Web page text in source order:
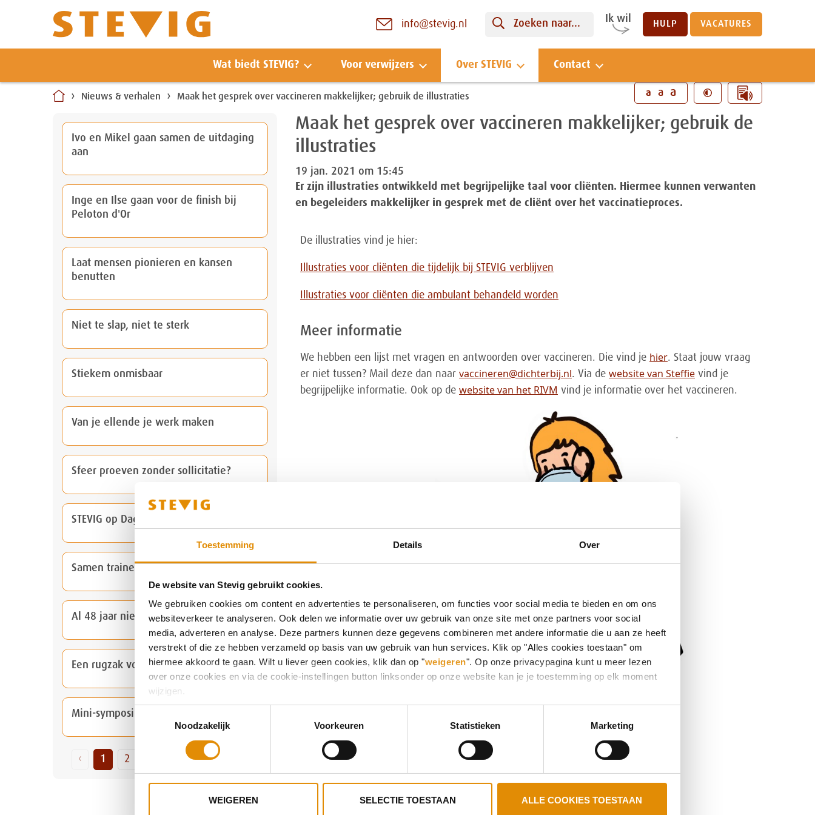
Toestemming Details Over
De website van Stevig gebruikt cookies.
We gebruiken cookies om content en advertenties te personaliseren, om functies voor social media te bieden en om ons
websiteverkeer te analyseren. Ook delen we informatie over uw gebruik van onze site met onze partners voor social
media, adverteren en analyse. Deze partners kunnen deze gegevens combineren met andere informatie die u aan ze heeft
verstrekt of die ze hebben verzameld op basis van uw gebruik van hun services. Klik op "Alles cookies toestaan" om
hiermee akkoord te gaan. Wilt u liever geen cookies, klik dan op "weigeren". Op onze privacypagina kunt u meer lezen
over onze cookies en via de cookie-instellingen button linksonder op onze website kan je je toestemming op elk moment
wijzigen.
Noodzakelijk
Voorkeuren Statistieken Marketing
WEIGEREN SELECTIE TOESTAAN ALLE COOKIES TOESTAAN
info@stevig.nl Zoeken naar... Ik wil HULP VACATURES
Wat biedt STEVIG? Voor verwijzers Over STEVIG Contact
a a a
Nieuws & verhalen Maak het gesprek over vaccineren makkelijker; gebruik de illustraties
Ivo en Mikel gaan samen de uitdaging
aan
Inge en Ilse gaan voor de finish bij
Peloton d'Or
Laat mensen pionieren en kansen
benutten
Niet te slap, niet te sterk
Stiekem onmisbaar
Van je ellende je werk maken
Sfeer proeven zonder sollicitatie?
STEVIG op Dag van de Forensische Zorg
Samen trainen voor een bijzonder doel
Al 48 jaar nieuwsgierig naar mensen
Een rugzak vol groei
Mini-symposium Behandeling LVB
‹ 1 2 5
Maak het gesprek over vaccineren makkelijker; gebruik de
illustraties
19 jan. 2021 om 15:45
Er zijn illustraties ontwikkeld met begrijpelijke taal voor cliënten. Hiermee kunnen verwanten
en begeleiders makkelijker in gesprek met de cliënt over het vaccinatieproces.
De illustraties vind je hier:
Illustraties voor cliënten die tijdelijk bij STEVIG verblijven
Illustraties voor cliënten die ambulant behandeld worden
Meer informatie
We hebben een lijst met vragen en antwoorden over vaccineren. Die vind je hier. Staat jouw vraag
er niet tussen? Mail deze dan naar vaccineren@dichterbij.nl. Via de website van Steffievind je
begrijpelijke informatie. Ook op de website van het RIVM vind je informatie over het vaccineren.
Sluiten